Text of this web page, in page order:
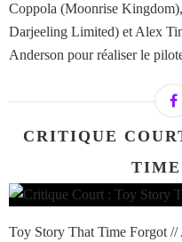
Coppola (Moonrise
Darjeeling Limited) et Alex
Anderson pour réaliser le
CRITIQUE
TIME
Toy Story That Time Forgot